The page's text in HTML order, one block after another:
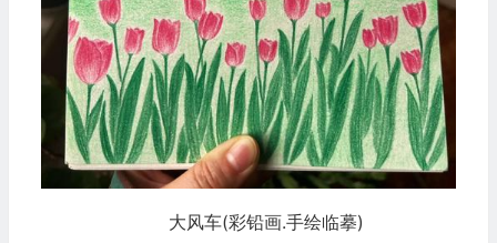
大风车(彩铅画.手绘临摹)